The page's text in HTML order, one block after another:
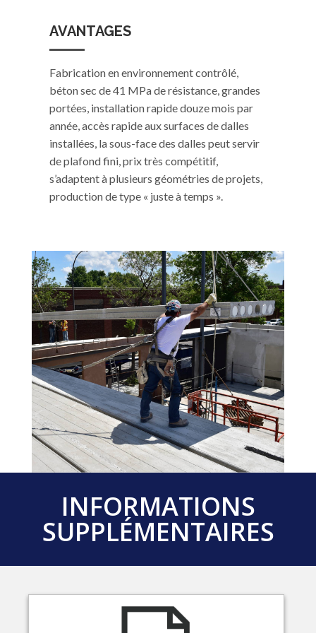
AVANTAGES
Fabrication en environnement contrôlé,
béton sec de 41 MPa de résistance, grandes
portées, installation rapide douze mois par
année, accès rapide aux surfaces de dalles
installées, la sous-face des dalles peut servir
de plafond fini, prix très compétitif,
s’adaptent à plusieurs géométries de projets,
production de type « juste à temps ».
INFORMATIONS
SUPPLÉMENTAIRES